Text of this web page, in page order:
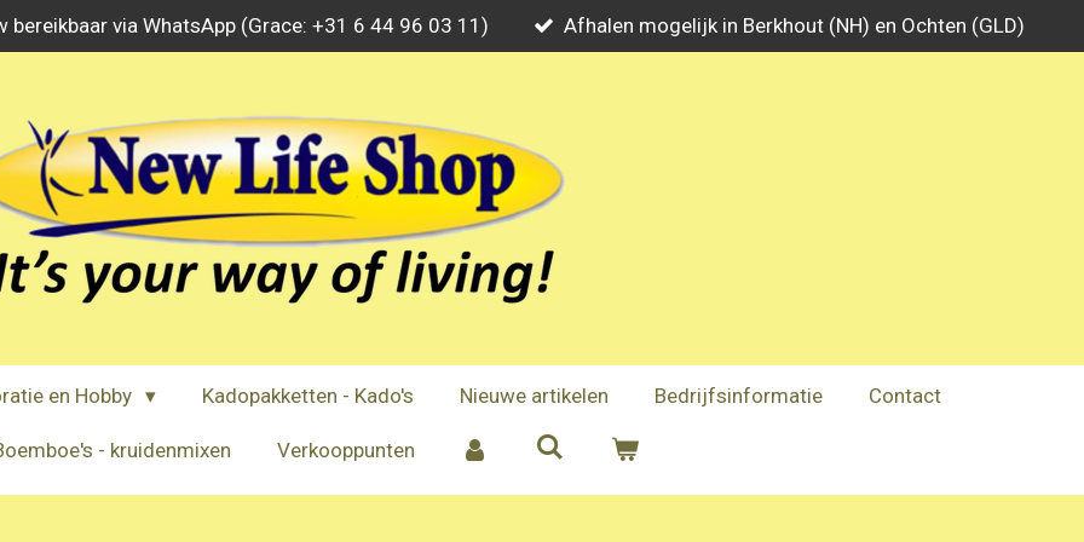
bereikbaar via WhatsApp (Grace: +31 6 44 96 03 11) Afhalen mogelijk in Berkhout (NH) en Ochten (GLD)
en Hobby Kadopakketten - Kado's Nieuwe artikelen Bedrijfsinformatie Contact
- kruidenmixen Verkooppunten